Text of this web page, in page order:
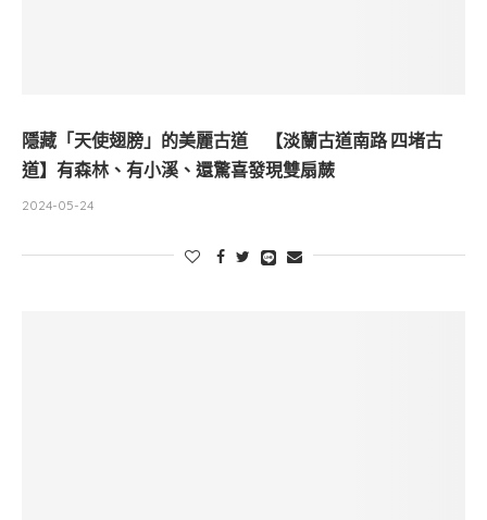
隱藏「天使翅膀」的美麗古道 【淡蘭古道南路 四堵古
道】有森林、有小溪、還驚喜發現雙扇蕨
2024-05-24